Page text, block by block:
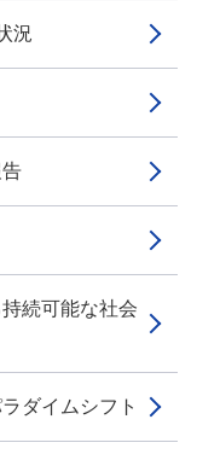
況
続可能な社会
ダイムシフト